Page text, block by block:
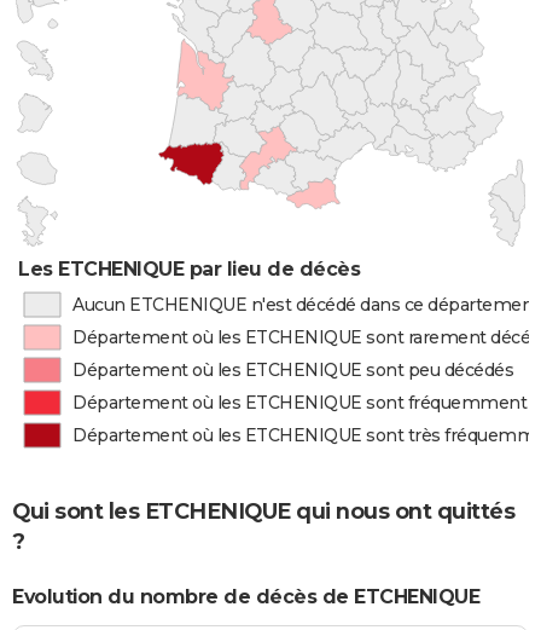
Les ETCHENIQUE par lieu de décès
Aucun ETCHENIQUE n'est décédé dans ce département
Département où les ETCHENIQUE sont rarement
Département où les ETCHENIQUE sont peu décédés
Département où les ETCHENIQUE sont fréquemment
Département où les ETCHENIQUE sont très
Qui sont les ETCHENIQUE qui nous ont quittés
?
Evolution du nombre de décès de ETCHENIQUE